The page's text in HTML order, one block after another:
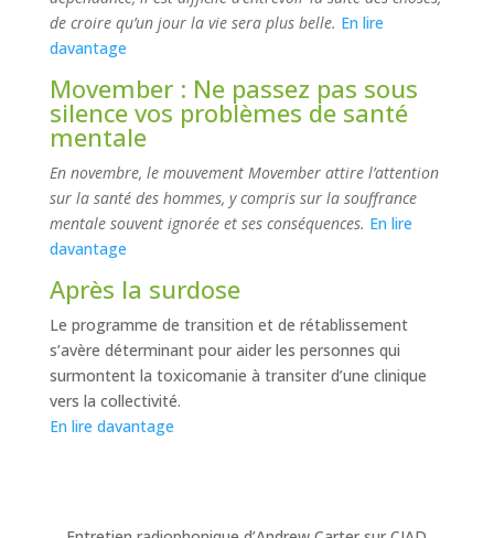
de croire qu’un jour la vie sera plus belle. En lire
davantage
Movember : Ne passez pas sous
silence vos problèmes de santé
mentale
En novembre, le mouvement Movember attire l’attention
sur la santé des hommes, y compris sur la souffrance
mentale souvent ignorée et ses conséquences. En lire
davantage
Après la surdose
Le programme de transition et de rétablissement
s’avère déterminant pour aider les personnes qui
surmontent la toxicomanie à transiter d’une clinique
vers la collectivité.
En lire davantage